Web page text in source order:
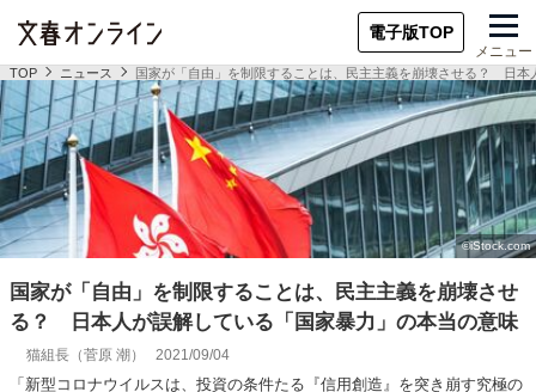
電子版TOP
メニュー
TOP ニュース 国家が「自由」を制限することは、民主主義を崩壊させる？ 日本
国家が「自由」を制限することは、民主主義を崩壊させ
る？ 日本人が誤解している「国家暴力」の本当の意味
猫組長（菅原 潮） 2021/09/04
「新型コロナウイルスは、投資の条件たる『信用創造』を突き崩す究極の